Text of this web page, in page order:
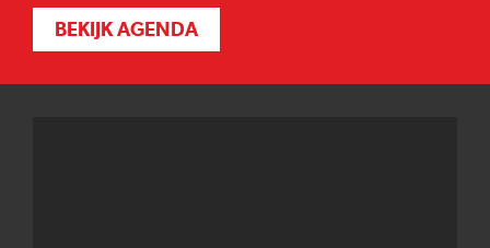
BEKIJK AGENDA